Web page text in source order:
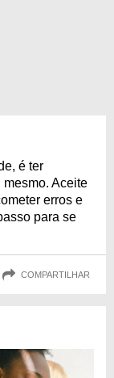
é ter
Aceite
erros e
para se
COMPARTILHAR